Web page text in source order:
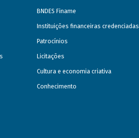
BNDES Finame
Instituições financeiras credenciadas
Patrocínios
Licitações
Cultura e economia criativa
Conhecimento